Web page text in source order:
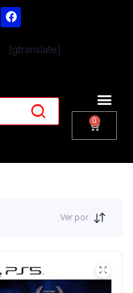
[gtranslate]
Ver por